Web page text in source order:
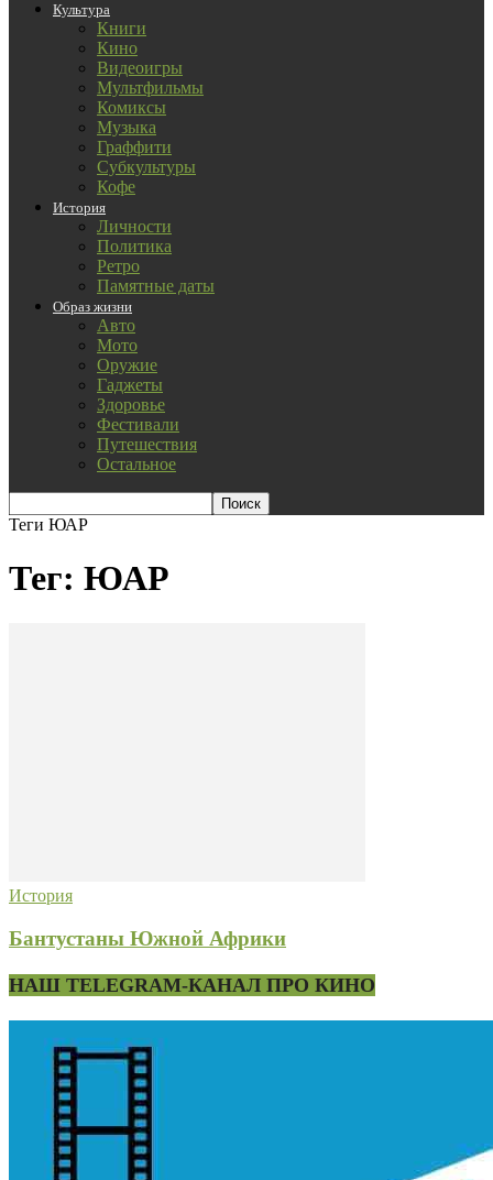
Культура
Книги
Кино
Видеоигры
Мультфильмы
Комиксы
Музыка
Граффити
Субкультуры
Кофе
История
Личности
Политика
Ретро
Памятные даты
Образ жизни
Авто
Мото
Оружие
Гаджеты
Здоровье
Фестивали
Путешествия
Остальное
Теги ЮАР
Тег: ЮАР
История
Бантустаны Южной Африки
НАШ TELEGRAM-КАНАЛ ПРО КИНО